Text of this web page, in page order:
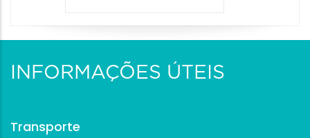
INFORMAÇÕES ÚTEIS
Transporte